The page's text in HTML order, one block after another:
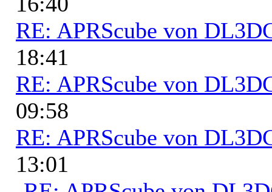
RE: APRScube von
18:41
RE: APRScube von
09:58
RE: APRScube von
13:01